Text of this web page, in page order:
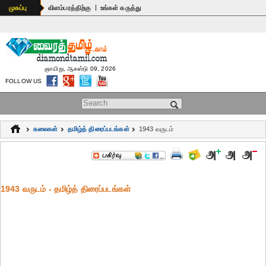
முகப்பு விளம்பரத்திற்கு | உங்கள் கருத்து
Search form
ஞாயிறு, ஆகஸ்டு 09, 2026
FOLLOW US
கலைகள் தமிழ்த் திரைப்படங்கள் 1943 வருடம்
1943 வருடம் - தமிழ்த் திரைப்படங்கள்